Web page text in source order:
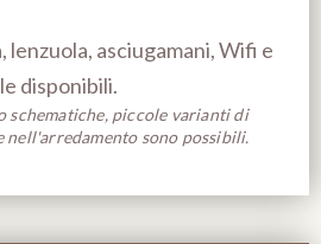
lenzuola, asciugamani, Wifi e
disponibili.
schematiche, piccole varianti di
nell'arredamento sono possibili.